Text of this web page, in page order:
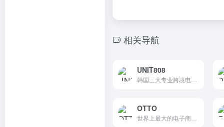
相关导航
UNIT808
OTTO